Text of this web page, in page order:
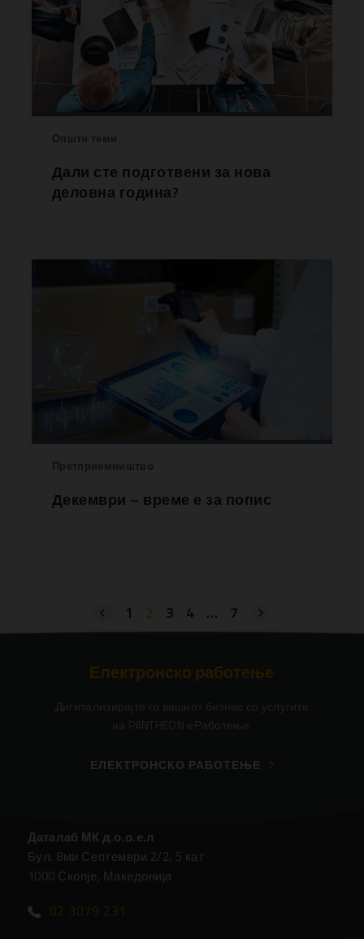
Општи теми
Дали сте подготвени за нова
деловна година?
Претприемништво
Декември – време е за попис
1 2 3 4 … 7
Електронско работење
Дигитализирајте го вашиот бизнис со услугите
на PANTHEON еРаботење.
ЕЛЕКТРОНСКО РАБОТЕЊЕ
Даталаб МК д.о.о.е.л
Бул. 8ми Септември 2/2, 5 кат
1000 Скопје, Македонија
02 3079 231